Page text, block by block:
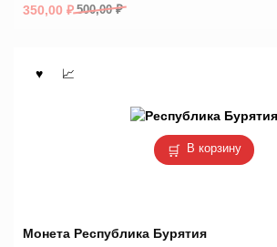
500,00₽
Первоначальная
500,00 ₽.
350,00 ₽
Текущая
В корзину
Монета Республика Бурятия